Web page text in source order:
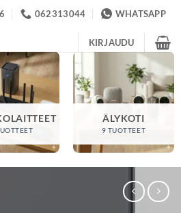
062313044 WHATSAPP
KIRJAUDU
ÄLYKOTI
9 TUOTTEET